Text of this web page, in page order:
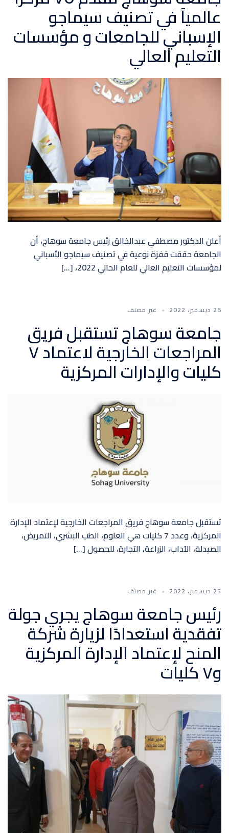
عالمياً في تصنيف سيماجو
الإسباني للجامعات و مؤسسات
التعليم العالي
أعلن الدكتور مصطفي عبدالخالق رئيس جامعة سوهاج، أن
الجامعة حققت قفزة نوعية في تصنيف سيماجو الأسباني
لمؤسسات التعليم العالي للعام الحالي 2022، […]
26 ديسمبر، 2022 غير مصنف
جامعة سوهاج تستقبل فريق
المراجعات الخارجية لاعتماد ٧
كليات والإدارات المركزية
تستقبل جامعة سوهاج فريق المراجعات الخارجية لإعتماد الإدارة
المركزية، وعدد 7 كليات هي العلوم، الطب البشري، التمريض،
الصيدلة، الآداب، الزراعة، التجارة، للحصول […]
25 ديسمبر، 2022 غير مصنف
رئيس جامعة سوهاج يجري جولة
تفقدية استعدادًا لزيارة شركة
المنح لإعتماد الإدارة المركزية
و٧ كليات